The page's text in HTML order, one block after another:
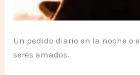
Un pedido diario en la noche o
seres amados.